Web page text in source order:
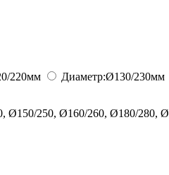
220мм Диаметр:Ø130/230мм
Ø150/250, Ø160/260, Ø180/280,